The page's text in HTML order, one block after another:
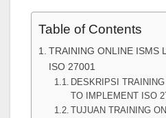
Table of Contents
TRAINING ONLINE ISMS
ISO 27001
DESKRIPSI
TO IMPLEMENT ISO
TUJUAN TRAINING